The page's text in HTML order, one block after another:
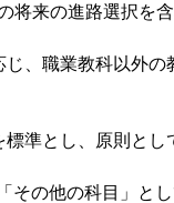
来の進路選択を
、職業教科以外
準とし、原則とし
の他の科目」と